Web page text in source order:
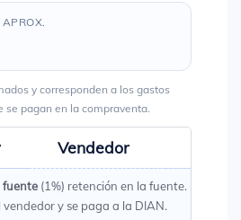
y corresponden a los gastos
se pagan en la compraventa.
Vendedor
fuente (1%) retención en la fuente. Es un
vendedor y se paga a la DIAN.